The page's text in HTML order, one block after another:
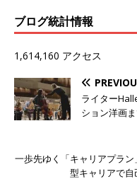
ブログ統計情報
1,614,160 アクセス
ライター
ション洋画
一歩先ゆく「キャリアプラ
型キャリアで自